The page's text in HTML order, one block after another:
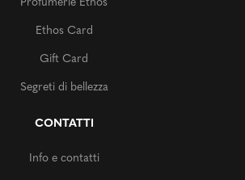
Profumerie Ethos
Ethos Card
Gift Card
Segreti di bellezza
CONTATTI
Info e contatti